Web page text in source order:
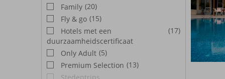
Family (20)
Fly & go (15)
Hotels met een
duurzaamheidscertificaat
(17)
Only Adult (5)
Premium Selection (13)